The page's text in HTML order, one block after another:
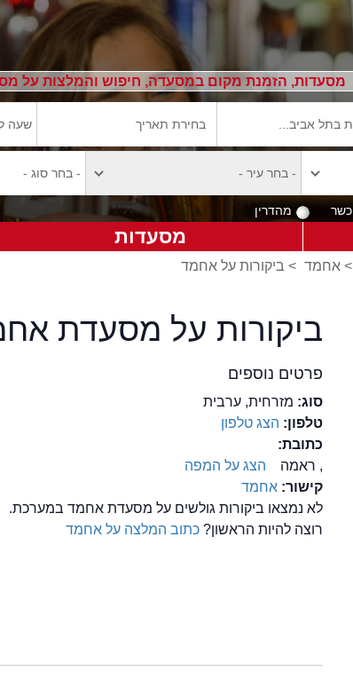
מסעדות, הזמנת מקום במסעדה, חיפוש והמלצות על
כשר מהדרין
מסעדות
> אחמד > ביקורות על אחמד
ביקורות על מסעדת
פרטים נוספים
סוג: מזרחית, ערבית
טלפון: הצג טלפון
כתובת:
, ראמה
הצג על המפה
קישור:אחמד
לא נמצאו ביקורות גולשים על מסעדת אחמד במערכת.
רוצה להיות הראשון?כתוב המלצה על אחמד